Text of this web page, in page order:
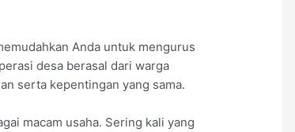
Anda untuk mengurus
desa berasal dari warga
serta kepentingan yang sama.
macam usaha. Sering kali yang